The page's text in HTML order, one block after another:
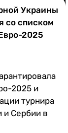
Украины
со списком
2025
2025 и
турнира
и Сербии в